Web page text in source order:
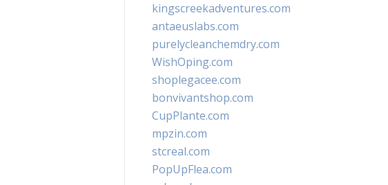
kingscreekadventures.com
antaeuslabs.com
purelycleanchemdry.com
WishOping.com
shoplegacee.com
bonvivantshop.com
CupPlante.com
mpzin.com
stcreal.com
PopUpFlea.com